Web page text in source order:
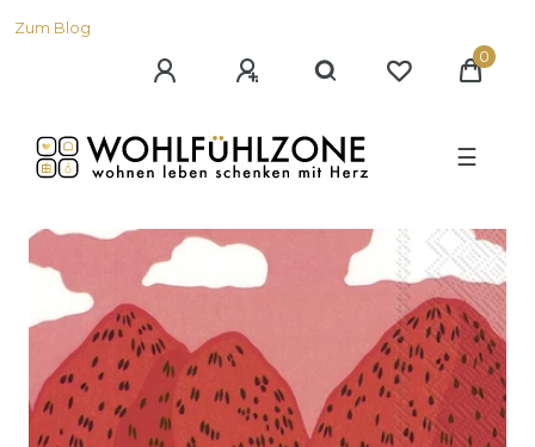
Zum Blog
0
☰